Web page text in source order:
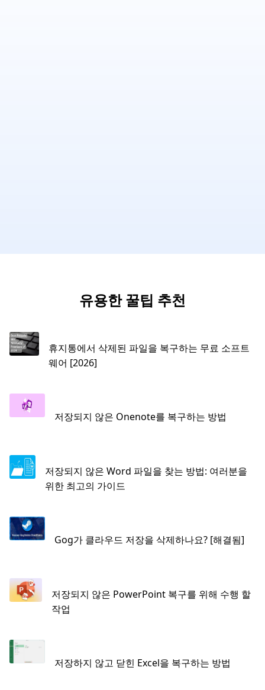
유용한 꿀팁 추천
휴지통에서 삭제된 파일을 복구하는 무료 소프트
웨어 [2026]
저장되지 않은 Onenote를 복구하는 방법
저장되지 않은 Word 파일을 찾는 방법: 여러분을
위한 최고의 가이드
Gog가 클라우드 저장을 삭제하나요? [해결됨]
저장되지 않은 PowerPoint 복구를 위해 수행 할
작업
저장하지 않고 닫힌 Excel을 복구하는 방법